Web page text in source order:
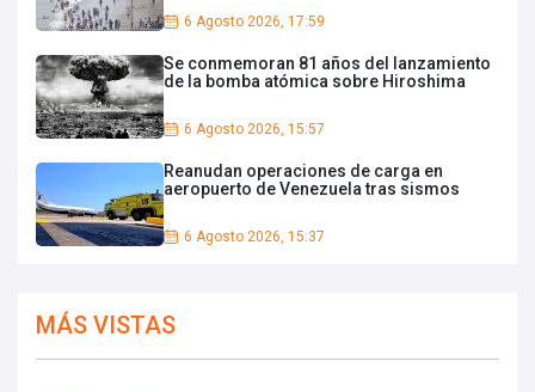
6 Agosto 2026, 17:59
Se conmemoran 81 años del lanzamiento
de la bomba atómica sobre Hiroshima
6 Agosto 2026, 15:57
Reanudan operaciones de carga en
aeropuerto de Venezuela tras sismos
6 Agosto 2026, 15:37
MÁS VISTAS